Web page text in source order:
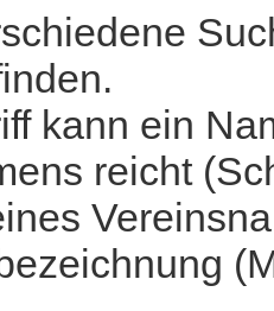
kann ein
reicht